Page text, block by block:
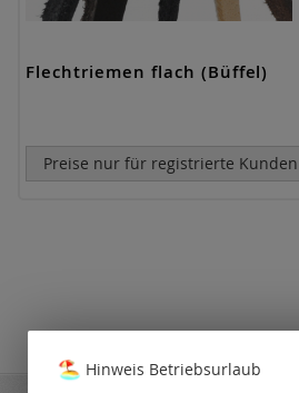
Flechtriemen flach (Büffel)
Preise nur für registrierte
Hinweis Betriebsurlaub